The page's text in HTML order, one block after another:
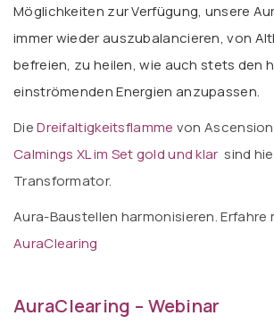
Möglichkeiten zur Verfügung, unsere
immer wieder auszubalancieren, von
befreien, zu heilen, wie auch stets den
einströmenden Energien anzupassen.
DieDreifaltigkeitsflamme von
Calmings XL im Set gold und klar sind
Transformator.
Aura-Baustellen harmonisieren. Erfahre
AuraClearing
AuraClearing – Webinar